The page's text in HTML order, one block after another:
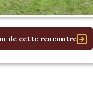
de cette rencontre